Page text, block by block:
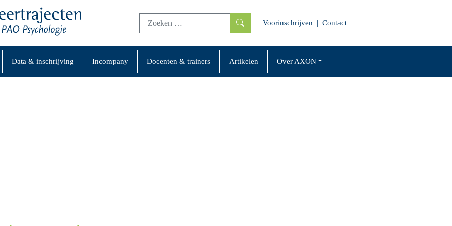
Voorinschrijven | Contact
Data & inschrijving Incompany Docenten & trainers Artikelen Over AXON